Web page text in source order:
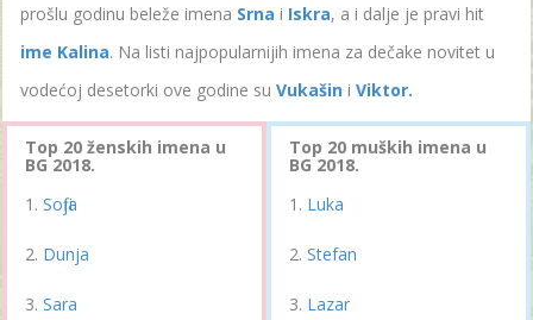
prošlu godinu beleže imena Srna i Iskra, a i dalje je pravi hit
ime Kalina. Na listi najpopularnijih imena za dečake novitet u
vodećoj desetorki ove godine su Vukašin i Viktor.
Top 20 ženskih imena u
BG 2018.
Sofija
Dunja
Sara
Top 20 muških imena u
BG 2018.
Luka
Stefan
Lazar